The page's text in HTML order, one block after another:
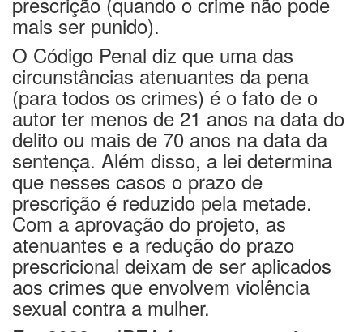
mais ser punido).
O Código Penal diz que uma das
circunstâncias atenuantes da pena
(para todos os crimes) é o fato de o
autor ter menos de 21 anos na data do
delito ou mais de 70 anos na data da
sentença. Além disso, a lei determina
que nesses casos o prazo de
prescrição é reduzido pela metade.
Com a aprovação do projeto, as
atenuantes e a redução do prazo
prescricional deixam de ser aplicados
aos crimes que envolvem violência
sexual contra a mulher.